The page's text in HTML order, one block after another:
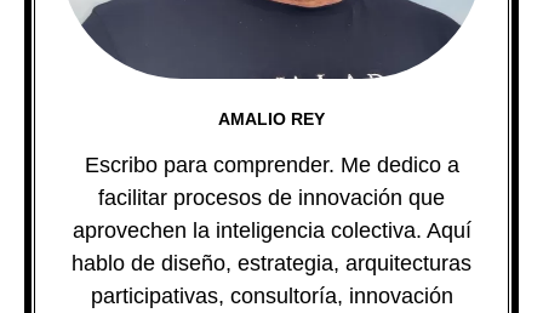
AMALIO REY
Escribo para comprender. Me dedico a
facilitar procesos de innovación que
aprovechen la inteligencia colectiva. Aquí
hablo de diseño, estrategia, arquitecturas
participativas, consultoría, innovación